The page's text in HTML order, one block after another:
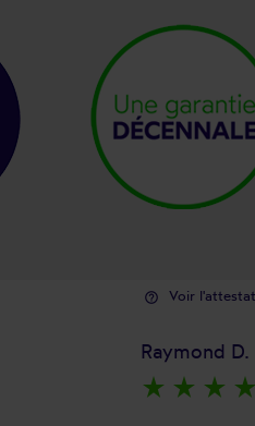
help_outline Voir
Raymond D.
star_rate star_rate star_rate star_rate